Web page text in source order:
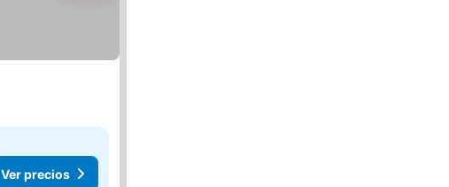
Ver precios